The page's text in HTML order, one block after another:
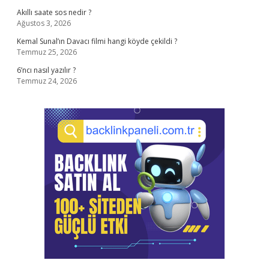
Akıllı saate sos nedir ?
Ağustos 3, 2026
Kemal Sunal’ın Davacı filmi hangi köyde çekildi ?
Temmuz 25, 2026
6’ncı nasıl yazılır ?
Temmuz 24, 2026